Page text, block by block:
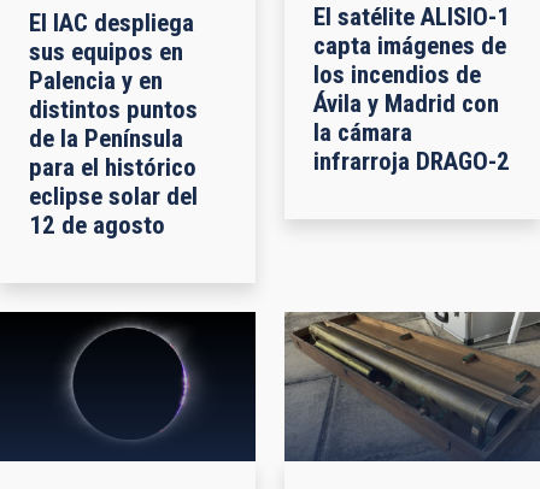
El IAC despliega
sus equipos en
Palencia y en
distintos puntos
de la Península
para el histórico
eclipse solar del
12 de agosto
El satélite ALISIO-1
capta imágenes de
los incendios de
Ávila y Madrid con
la cámara
infrarroja DRAGO-2